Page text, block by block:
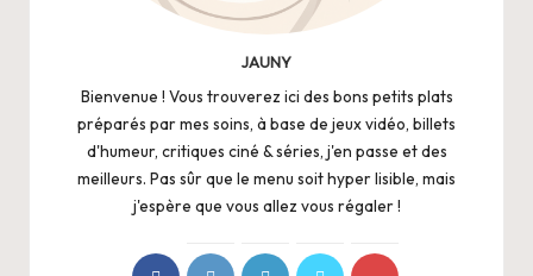
JAUNY
Bienvenue ! Vous trouverez ici des bons petits plats
préparés par mes soins, à base de jeux vidéo, billets
d'humeur, critiques ciné & séries, j'en passe et des
meilleurs. Pas sûr que le menu soit hyper lisible, mais
j'espère que vous allez vous régaler !